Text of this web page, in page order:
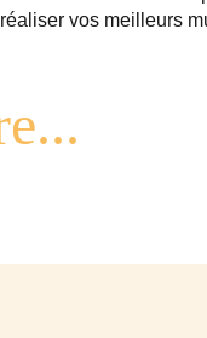
réaliser vos meilleurs